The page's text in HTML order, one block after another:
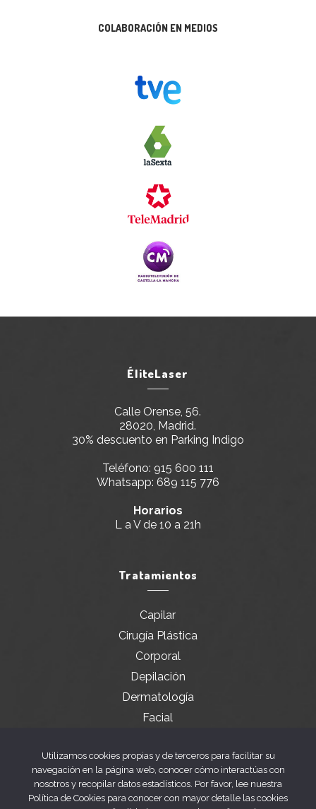
COLABORACIÓN EN MEDIOS
ÉliteLaser
Calle Orense, 56.
28020, Madrid.
30% descuento en Parking Indigo
Teléfono: 915 600 111
Whatsapp: 689 115 776
Horarios
L a V de 10 a 21h
Tratamientos
Capilar
Cirugía Plástica
Corporal
Depilación
Dermatología
Facial
Utilizamos cookies propias y de terceros para facilitar su
navegación en la página web, conocer cómo interactúas con
nosotros y recopilar datos estadísticos. Por favor, lee nuestra
Política de Cookies para conocer con mayor detalle las cookies